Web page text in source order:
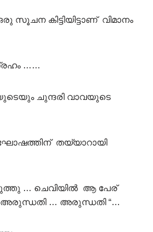
സൂചന കിട്ടിയിട്ടാണ് വിമാനം
……
ചുന്ദരി വാവയുടെ
തയ്യാറായി
… ചെവിയിൽ ആ പേര്
അരുന്ധതി … അരുന്ധതി “…